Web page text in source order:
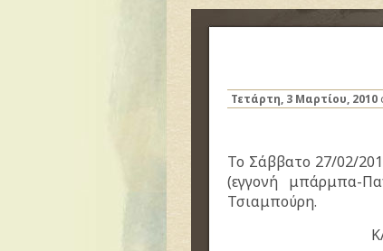
Τετάρτη, 3 Μαρτίου, 2010
Το Σάββατο 27/02/
(εγγονή μπάρμπα-
Τσιαμπούρη.